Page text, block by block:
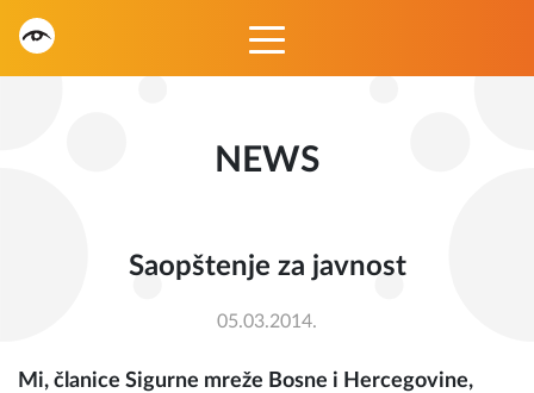
NEWS
Saopštenje za javnost
05.03.2014.
Mi, članice Sigurne mreže Bosne i Hercegovine,